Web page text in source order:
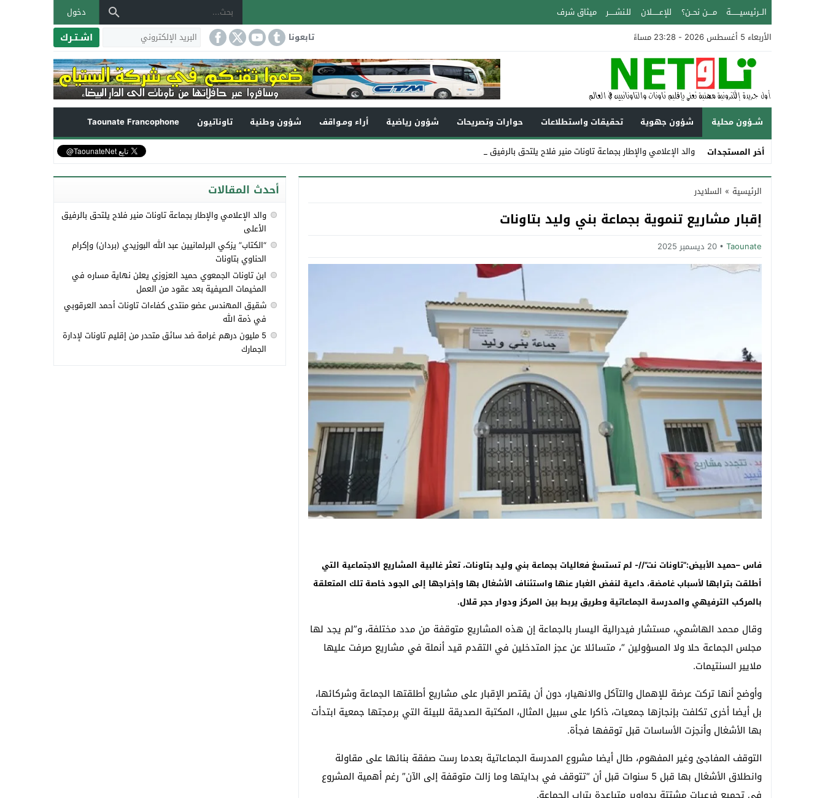
الــرئيسيـــــــة مــــن نحــن؟ للإعــــــلان للـنشـــــر ميثاق شرف
دخول
الأربعاء 5 أغسطس 2026 - 23:28 مساءً
تابعونا اشـتـرك
شــؤون محلية شؤون جهوية تحقيقات واستطلاعات حوارات وتصريحات شؤون رياضية أراء ومـواقف شؤون وطنية تاوناتيون
Taounate Francophone
أخر المستجدات
والد الإعلامي والإطار بجماعة تاونات منير فلاح يلتحق بالرفيق الأعلى
Stop
Previous
Next
الرئيسية » السلايدر
إقبار مشاريع تنموية بجماعة بني وليد بتاونات
Taounate 20 ديسمبر 2025
فاس –حميد الأبيض:”تاونات نت”//- لم تستسغ فعاليات بجماعة بني وليد بتاونات، تعثر غالبية المشاريع الاجتماعية التي
أطلقت بترابها لأسباب غامضة، داعية لنفض الغبار عنها واستئناف الأشغال بها وإخراجها إلى الجود خاصة تلك المتعلقة
بالمركب الترفيهي والمدرسة الجماعاتية وطريق يربط بين المركز ودوار حجر قلال.
وقال محمد الهاشمي، مستشار فيدرالية اليسار بالجماعة إن هذه المشاريع متوقفة من مدد مختلفة، و”لم يجد لها
مجلس الجماعة حلا ولا المسؤولين “، متسائلا عن عجز المتدخلين في التقدم قيد أنملة في مشاريع صرفت عليها
ملايير السنتيمات.
وأوضح أنها تركت عرضة للإهمال والتآكل والانهيار، دون أن يقتصر الإقبار على مشاريع أطلقتها الجماعة وشركائها،
بل أيضا أخرى تكلفت بإنجازها جمعيات، ذاكرا على سبيل المثال، المكتبة الصديقة للبيئة التي برمجتها جمعية ابتدأت
بها الأشغال وأنجزت الأساسات قبل توقفها فجأة.
التوقف المفاجئ وغير المفهوم، طال أيضا مشروع المدرسة الجماعاتية بعدما رست صفقة بنائها على مقاولة
وانطلاق الأشغال بها قبل 5 سنوات قبل أن “تتوقف في بدايتها وما زالت متوقفة إلى الآن” رغم أهمية المشروع
أحدث المقالات
والد الإعلامي والإطار بجماعة تاونات منير فلاح يلتحق بالرفيق
الأعلى
“الكتاب” يزكي البرلمانيين عبد الله البوزيدي (بردان) وإكرام
الحناوي بتاونات
ابن تاونات الجمعوي حميد العزوزي يعلن نهاية مساره في
المخيمات الصيفية بعد عقود من العمل
شقيق المهندس عضو منتدى كفاءات تاونات أحمد العرقوبي
في ذمة الله
5 مليون درهم غرامة ضد سائق متحدر من إقليم تاونات لإدارة
الجمارك